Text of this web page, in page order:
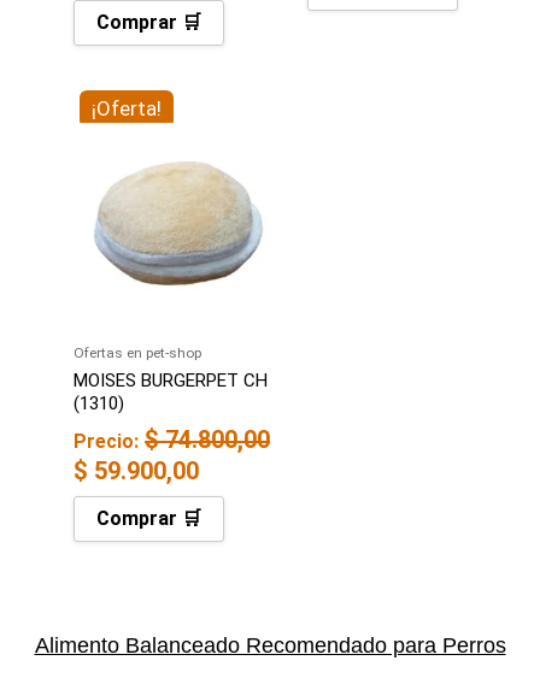
Comprar 🛒
¡Oferta!
Ofertas en pet-shop
MOISES BURGERPET CH
(1310)
Precio: $74.800,00
original
era:
$ 74.800,00.
$ 59.900,00
actual
es:
$ 59.900,00.
Comprar 🛒
Alimento Balanceado Recomendado para Perros